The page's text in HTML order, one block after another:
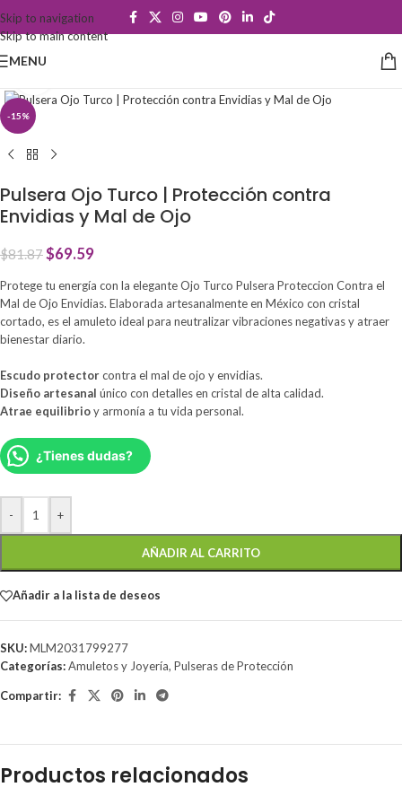
Skip to navigation
Skip to main content
MENU
-15%
Pulsera Ojo Turco | Protección contra
Envidias y Mal de Ojo
$81.87$69.59
Protege tu energía con la elegante Ojo Turco Pulsera Proteccion Contra el
Mal de Ojo Envidias. Elaborada artesanalmente en México con cristal
cortado, es el amuleto ideal para neutralizar vibraciones negativas y atraer
bienestar diario.
Escudo protectorcontra el mal de ojo y envidias.
Diseño artesanal único con detalles en cristal de alta calidad.
Atrae equilibrioy armonía a tu vida personal.
¿Tienes dudas?
- +
AÑADIR AL CARRITO
Añadir a la lista de deseos
SKU:MLM2031799277
Categorías:Amuletos y Joyería, Pulseras de Protección
Compartir:
Productos relacionados